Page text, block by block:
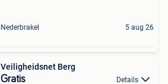
Nederbrakel 5 aug 26
Veiligheidsnet Berg
Gratis Details